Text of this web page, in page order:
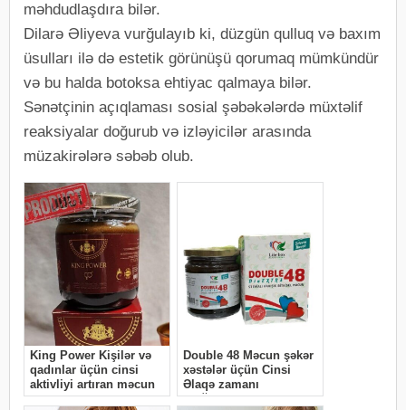
məhdudlaşdıra bilər.
Dilarə Əliyeva vurğulayıb ki, düzgün qulluq və baxım
üsulları ilə də estetik görünüşü qorumaq mümkündür
və bu halda botoksa ehtiyac qalmaya bilər.
Sənətçinin açıqlaması sosial şəbəkələrdə müxtəlif
reaksiyalar doğurub və izləyicilər arasında
müzakirələrə səbəb olub.